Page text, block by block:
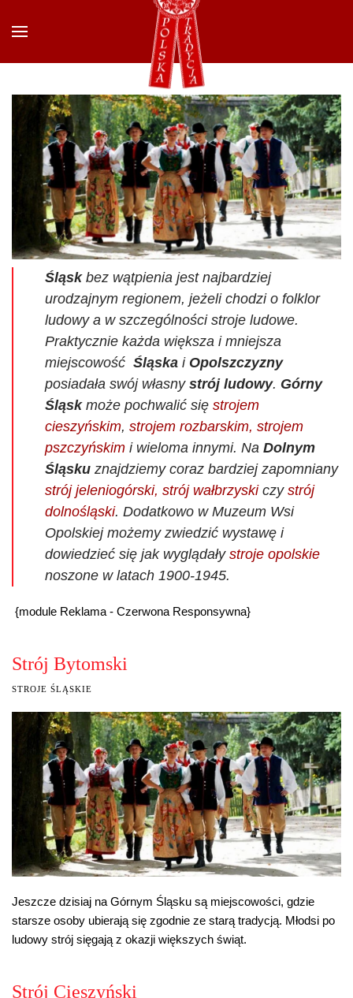
Przejdź do głównej treści
Śląskbez wątpienia jest najbardziej
urodzajnym regionem, jeżeli chodzi o folklor
ludowy a w szczególności stroje ludowe.
Praktycznie każda większa i mniejsza
miejscowość Śląska i Opolszczyzny
posiadała swój własny strój ludowy. Górny
Śląskmoże pochwalić się strojem
cieszyńskim, strojem rozbarskim, strojem
pszczyńskim i wieloma innymi. Na Dolnym
Śląsku znajdziemy coraz bardziej zapomniany
strój jeleniogórski, strój wałbrzyskiczy strój
dolnośląski. Dodatkowo w Muzeum Wsi
Opolskiej możemy zwiedzić wystawę i
dowiedzieć się jak wyglądały stroje opolskie
noszone w latach 1900-1945.
{module Reklama - Czerwona Responsywna}
Strój Bytomski
STROJE ŚLĄSKIE
Jeszcze dzisiaj na Górnym Śląsku są miejscowości, gdzie
starsze osoby ubierają się zgodnie ze starą tradycją. Młodsi po
ludowy strój sięgają z okazji większych świąt.
Strój Cieszyński